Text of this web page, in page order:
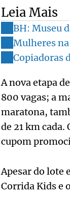
Leia Mais
BH: Museu
Mulheres
Copiadoras
A nova etapa
800 vagas; a
maratona,
de 21 km
cupom
Apesar do lote
Corrida Kids e